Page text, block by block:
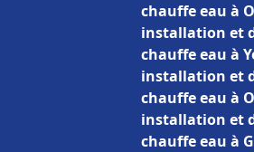
chauffe eau à
installation et
chauffe eau à
installation et
chauffe eau à
installation et
chauffe eau à